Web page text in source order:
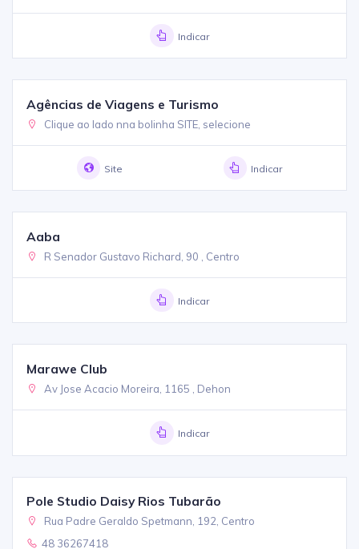
Indicar
Agências de Viagens e Turismo
Clique ao lado nna bolinha SITE, selecione
Site Indicar
Aaba
R Senador Gustavo Richard, 90 , Centro
Indicar
Marawe Club
Av Jose Acacio Moreira, 1165 , Dehon
Indicar
Pole Studio Daisy Rios Tubarão
Rua Padre Geraldo Spetmann, 192, Centro
48 36267418